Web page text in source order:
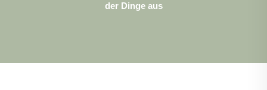
der Dinge aus